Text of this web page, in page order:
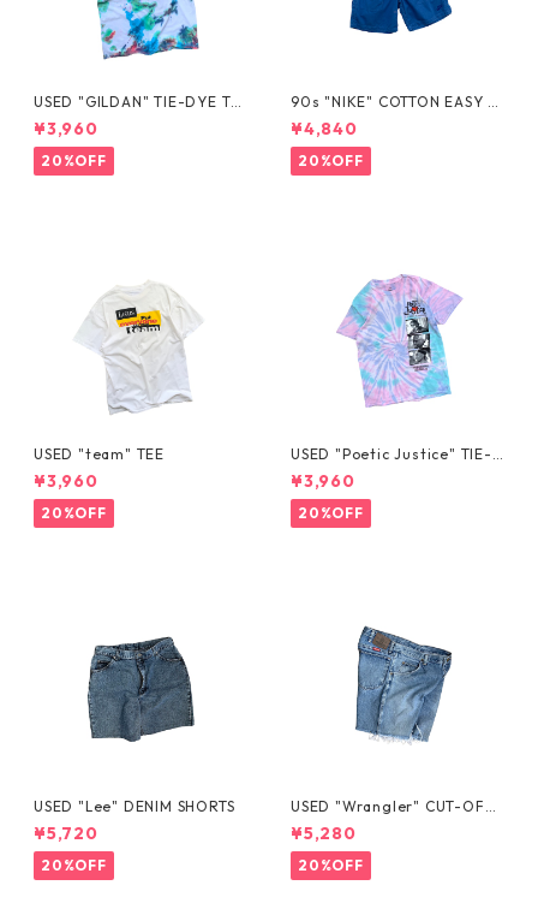
USED "GILDAN" TIE-DYE TE
E
¥3,960
20%OFF
90s "NIKE" COTTON EASY S
HORTS
¥4,840
20%OFF
USED "team" TEE
¥3,960
20%OFF
USED "Poetic Justice" TIE-D
YE TEE
¥3,960
20%OFF
USED "Lee" DENIM SHORTS
¥5,720
20%OFF
USED "Wrangler" CUT-OFF
DENIM SHORTS
¥5,280
20%OFF